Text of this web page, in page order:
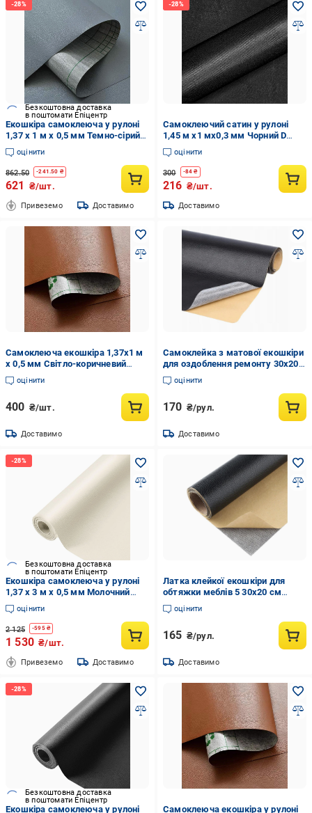
Безкоштовна доставка
в поштомати Епіцентр
Екошкіра самоклеюча у рулоні
1,37 х 1 м х 0,5 мм Темно-сірий
(SW-00001154)
оцінити
862.50 -241.50 ₴
621 ₴/шт.
Привеземо Доставимо
Самоклеючий сатин у рулоні
1,45 м х1 мх0,3 мм Чорний D
(SW-00002917)
оцінити
300 -84 ₴
216 ₴/шт.
Доставимо
Самоклеюча екошкіра 1,37х1 м
х 0,5 мм Світло-коричневий
(SW-00001332)
оцінити
400 ₴/шт.
Доставимо
Самоклейка з матової екошкіри
для оздоблення ремонту 30х20
см Чорний (U9755)
оцінити
170 ₴/рул.
Доставимо
Безкоштовна доставка
в поштомати Епіцентр
Екошкіра самоклеюча у рулоні
1,37 х 3 м х 0,5 мм Молочний
(SW-00000281)
оцінити
2 125 -595₴
1 530 ₴/шт.
Привеземо Доставимо
Латка клейкої екошкіри для
обтяжки меблів 5 30х20 см
Чорний (R9755)
оцінити
165 ₴/рул.
Доставимо
Безкоштовна доставка
в поштомати Епіцентр
Екошкіра самоклеюча у рулоні Самоклеюча екошкіра у рулоні